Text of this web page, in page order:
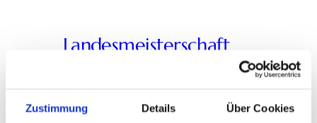
Zustimmung Details Über Cookies
Landesmeisterschaft